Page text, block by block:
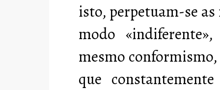
isto, perpetuam-se
modo
mesmo
que